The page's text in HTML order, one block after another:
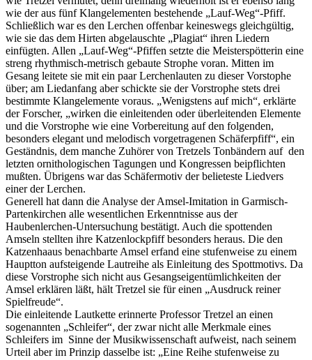
wie der aus fünf Klangelementen bestehende „Lauf-Weg“-Pfiff.
Schließlich war es den Lerchen offenbar keineswegs gleichgültig,
wie sie das dem Hirten abgelauschte „Plagiat“ ihren Liedern
einfügten. Allen „Lauf-Weg“-Pfiffen setzte die Meisterspötterin eine
streng rhythmisch-metrisch gebaute Strophe voran. Mitten im
Gesang leitete sie mit ein paar Lerchenlauten zu dieser Vorstophe
über; am Liedanfang aber schickte sie der Vorstrophe stets drei
bestimmte Klangelemente voraus. „Wenigstens auf mich“, erklärte
der Forscher, „wirken die einleitenden oder überleitenden Elemente
und die Vorstrophe wie eine Vorbereitung auf den folgenden,
besonders elegant und melodisch vorgetragenen Schäferpfiff“, ein
Geständnis, dem manche Zuhörer von Tretzels Tonbändern auf den
letzten ornithologischen Tagungen und Kongressen beipflichten
mußten. Übrigens war das Schäfermotiv der belieteste Liedvers
einer der Lerchen.
Generell hat dann die Analyse der Amsel-Imitation in Garmisch-
Partenkirchen alle wesentlichen Erkenntnisse aus der
Haubenlerchen-Untersuchung bestätigt. Auch die spottenden
Amseln stellten ihre Katzenlockpfiff besonders heraus. Die den
Katzenhaaus benachbarte Amsel erfand eine stufenweise zu einem
Hauptton aufsteigende Lautreihe als Einleitung des Spottmotivs. Da
diese Vorstrophe sich nicht aus Gesangseigentümlichkeiten der
Amsel erklären läßt, hält Tretzel sie für einen „Ausdruck reiner
Spielfreude“.
Die einleitende Lautkette erinnerte Professor Tretzel an einen
sogenannten „Schleifer“, der zwar nicht alle Merkmale eines
Schleifers im Sinne der Musikwissenschaft aufweist, nach seinem
Urteil aber im Prinzip dasselbe ist: „Eine Reihe stufenweise zu